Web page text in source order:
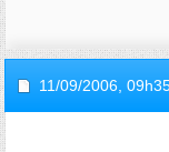
11/09/2006,